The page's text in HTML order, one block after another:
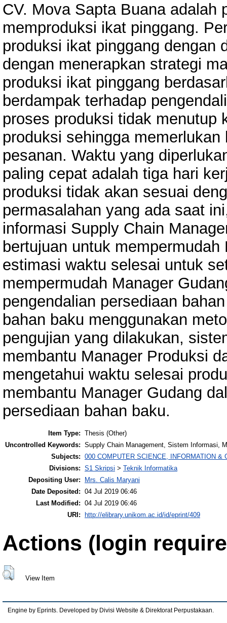
CV. Mova Sapta Buana adalah
memproduksi ikat pinggang.
produksi ikat pinggang dengan
dengan menerapkan strategi
produksi ikat pinggang
berdampak terhadap
proses produksi tidak menutup
produksi sehingga
pesanan. Waktu yang
paling cepat adalah tiga hari
produksi tidak akan sesuai
permasalahan yang ada saat
informasi Supply Chain
bertujuan untuk
estimasi waktu selesai untuk
mempermudah Manager
pengendalian persediaan
bahan baku menggunakan
pengujian yang dilakukan,
membantu Manager Produksi
mengetahui waktu selesai
membantu Manager Gudang
persediaan bahan baku.
Item Type: Thesis (Other)
Uncontrolled Keywords: Supply Chain Management, Sistem Informasi,
Subjects: 000 COMPUTER SCIENCE, INFORMATION &
Divisions: S1 Skripsi > Teknik Informatika
Depositing User:
Mrs. Calis Maryani
Date Deposited: 04 Jul 2019 06:46
Last Modified: 04 Jul 2019 06:46
URI:
http://elibrary.unikom.ac.id/id/eprint/409
Actions (login
View Item
Engine by Eprints. Developed by Divisi Website & Direktorat Perpustakaan.